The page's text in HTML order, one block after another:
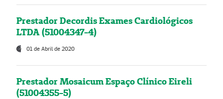
Prestador Decordis Exames Cardiológicos
LTDA (51004347-4)
01 de Abril de 2020
Prestador Mosaicum Espaço Clínico Eireli
(51004355-5)